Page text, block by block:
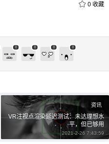
0 收藏
0 0 0 0
资讯
VR注视点渲染延迟测试：未达理想水
平，但已够用
2021-2-26 7:43:59